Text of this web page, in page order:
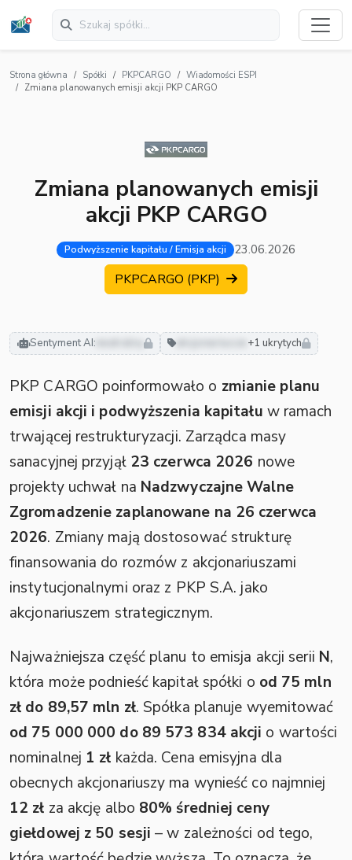
Strona główna Spółki PKPCARGO
Wiadomości ESPI
Zmiana planowanych emisji akcji PKP CARGO
Zmiana planowanych emisji
akcji PKP CARGO
Podwyższenie kapitału / Emisja akcji 23.06.2026
PKPCARGO (PKP)
Sentyment AI: neutralny +1 ukrytych
PKP CARGO poinformowało o zmianie planu
emisji akcji i podwyższenia kapitału w ramach
trwającej restrukturyzacji. Zarządca masy
sanacyjnej przyjął 23 czerwca 2026 nowe
projekty uchwał na Nadzwyczajne Walne
Zgromadzenie zaplanowane na 26 czerwca
2026. Zmiany mają dostosować strukturę
finansowania do rozmów z akcjonariuszami
instytucjonalnymi oraz z PKP S.A. jako
akcjonariuszem strategicznym.
Najważniejsza część planu to emisja akcji serii N,
która może podnieść kapitał spółki o od 75 mln
zł do 89,57 mln zł. Spółka planuje wyemitować
od 75 000 000 do 89 573 834 akcji o wartości
nominalnej 1 zł każda. Cena emisyjna dla
obecnych akcjonariuszy ma wynieść co najmniej
12 zł za akcję albo 80% średniej ceny
giełdowej z 50 sesji – w zależności od tego,